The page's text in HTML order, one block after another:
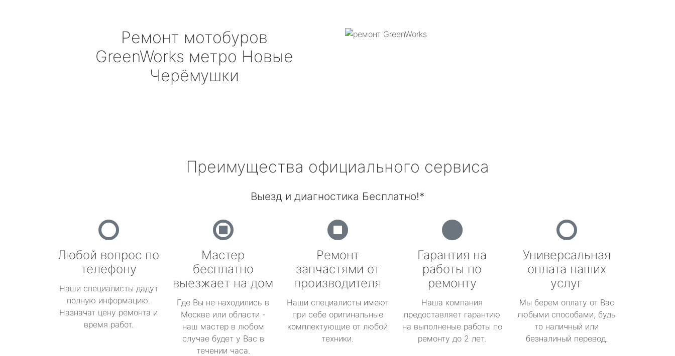
Ремонт мотобуров
GreenWorks метро Новые
Черёмушки
Преимущества официального сервиса
Выезд и диагностика Бесплатно!*
Любой вопрос по
телефону
Наши специалисты дадут
полную информацию.
Назначат цену ремонта и
время работ.
Мастер
бесплатно
выезжает на дом
Где Вы не находились в
Москве или области -
наш мастер в любом
случае будет у Вас в
течении часа.
Ремонт
запчастями от
производителя
Наши специалисты имеют
при себе оригинальные
комплектующие от любой
техники.
Гарантия на
работы по
ремонту
Наша компания
предоставляет гарантию
на выполненые работы по
ремонту до 2 лет.
Универсальная
оплата наших
услуг
Мы берем оплату от Вас
любыми способами, будь
то наличный или
безналиный перевод.